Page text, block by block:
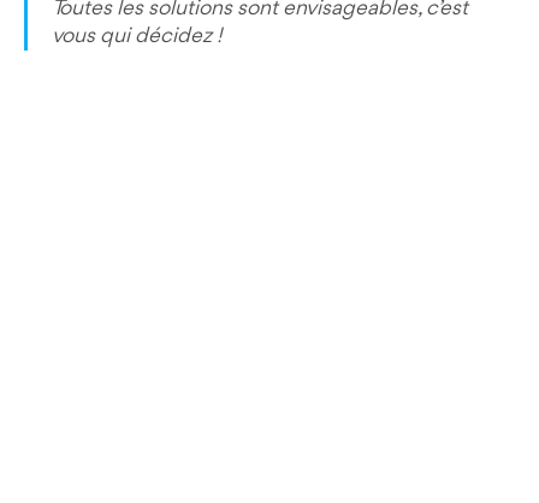
Toutes les solutions sont envisageables, c’est
vous qui décidez !